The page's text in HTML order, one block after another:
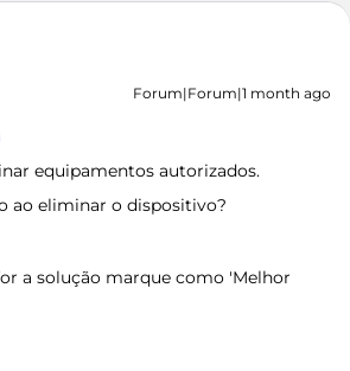
Forum|Forum|1 month ago
equipamentos autorizados.
ao eliminar o dispositivo?
a solução marque como 'Melhor